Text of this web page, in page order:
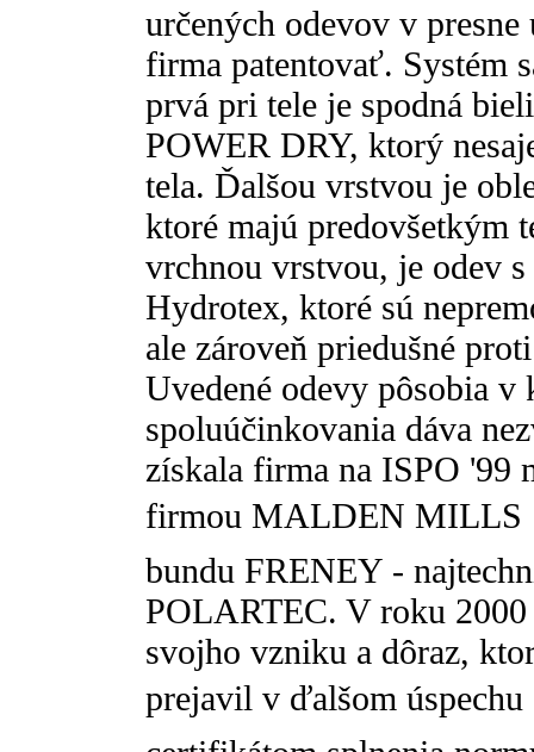
určených odevov v
firma patentovať. Systém
prvá pri tele je spodná
POWER DRY, ktorý
tela. Ďalšou vrstvou je
ktoré majú predovšetkým
vrchnou vrstvou, je odev
Hydrotex, ktoré sú
ale zároveň priedušné
Uvedené odevy pôsobia
spoluúčinkovania dáva
získala firma na ISPO '99
firmou MALDEN MILLS
bundu FRENEY -
POLARTEC. V roku
svojho vzniku a dôraz,
prejavil v ďalšom úspechu